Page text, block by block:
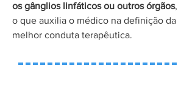
os gânglios linfáticos ou outros órgãos,
o que auxilia o médico na definição da
melhor conduta terapêutica.